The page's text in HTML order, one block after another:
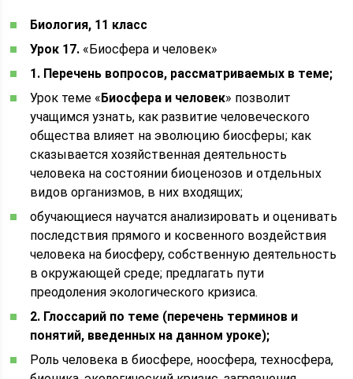
Биология, 11 класс
Урок 17.«Биосфера и человек»
1. Перечень вопросов, рассматриваемых в теме;
Урок теме «Биосфера и человек» позволит
учащимся узнать, как развитие человеческого
общества влияет на эволюцию биосферы; как
сказывается хозяйственная деятельность
человека на состоянии биоценозов и отдельных
видов организмов, в них входящих;
обучающиеся научатся анализировать и оценивать
последствия прямого и косвенного воздействия
человека на биосферу, собственную деятельность
в окружающей среде; предлагать пути
преодоления экологического кризиса.
2. Глоссарий по теме (перечень терминов и
понятий, введенных на данном уроке);
Роль человека в биосфере, ноосфера, техносфера,